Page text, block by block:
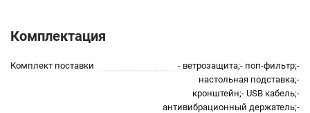
Комплектация
Комплект поставки
- ветрозащита;- поп-фильтр;-
настольная подставка;-
кронштейн;- USB кабель;-
антивибрационный держатель;-